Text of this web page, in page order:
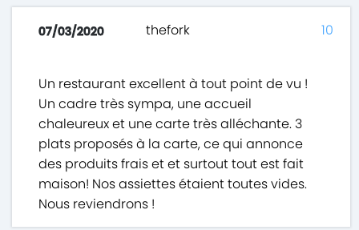
07/03/2020 thefork
Un restaurant excellent à tout point de vu !
Un cadre très sympa, une accueil
chaleureux et une carte très alléchante. 3
plats proposés à la carte, ce qui annonce
des produits frais et et surtout tout est fait
maison! Nos assiettes étaient toutes vides.
Nous reviendrons !
10